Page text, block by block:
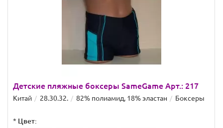
Детские пляжные боксеры SameGame Арт.: 217
Китай 28.30.32. 82% полиамид, 18% эластан Боксеры
* Цвет: